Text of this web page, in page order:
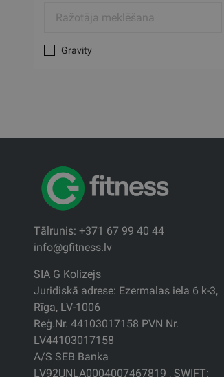
Gravity
Tālrunis: +371 67 99 40 44
info@gfitness.lv
SIA G Kolizejs
Juridiskā adrese: Ezermalas iela 6 k-3,
Rīga, LV-1006
Reģ.Nr. 44103017158 PVN Nr.
LV44103017158
A/S SEB Banka
LV92UNLA0004007467819 , SWIFT: